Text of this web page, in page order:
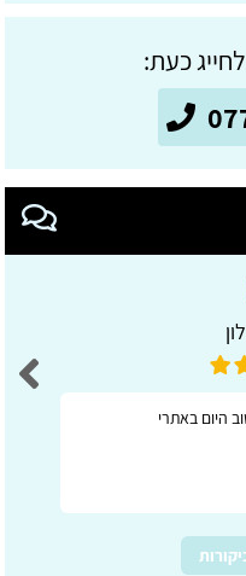
כעת:
היום באתרי